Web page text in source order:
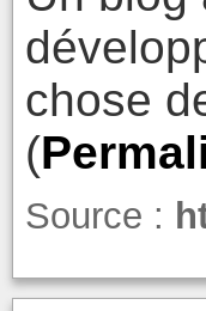
chose
(
Source :